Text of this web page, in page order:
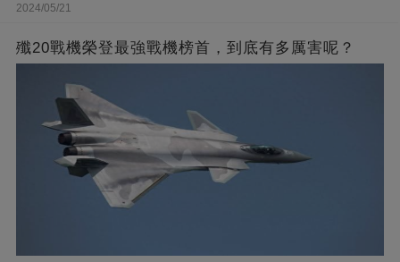
2024/05/21
殲20戰機榮登最強戰機榜首，到底有多厲害呢？